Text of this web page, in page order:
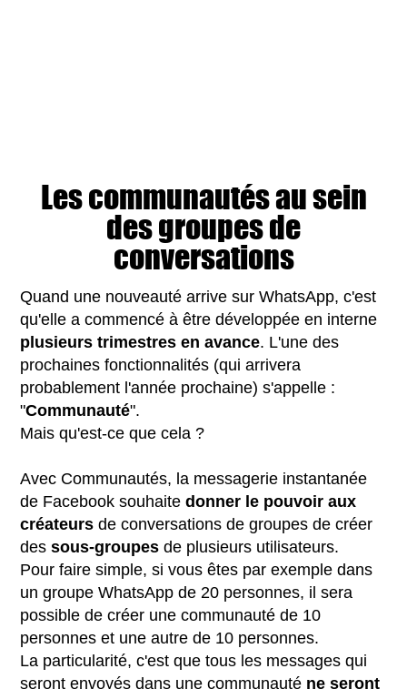
Les communautés au sein
des groupes de
conversations
Quand une nouveauté arrive sur WhatsApp, c'est
qu'elle a commencé à être développée en interne
plusieurs trimestres en avance. L'une des
prochaines fonctionnalités (qui arrivera
probablement l'année prochaine) s'appelle :
"Communauté".
Mais qu'est-ce que cela ?
Avec Communautés, la messagerie instantanée
de Facebook souhaitedonner le pouvoir aux
créateurs de conversations de groupes de créer
dessous-groupes de plusieurs utilisateurs.
Pour faire simple, si vous êtes par exemple dans
un groupe WhatsApp de 20 personnes, il sera
possible de créer une communauté de 10
personnes et une autre de 10 personnes.
La particularité, c'est que tous les messages qui
seront envoyés dans une communauté ne seront